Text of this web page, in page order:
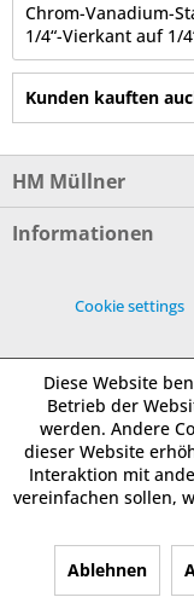
Chrom-Vanadium-
1/4“-Vierkant auf 1/
Kunden kauften
HM Müllner
Informationen
Cookie settings
Diese Website
Betrieb der
werden. Andere
dieser Website
Interaktion mit
vereinfachen sollen,
Ablehnen